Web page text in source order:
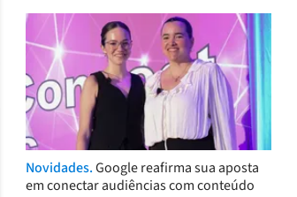
Novidades.Google reafirma sua aposta
em conectar audiências com conteúdo